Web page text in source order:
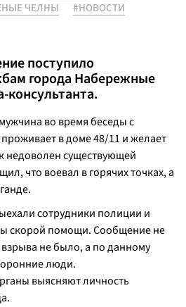
ЧЕЛНЫ #НОВОСТИ
поступило
города Набережные
консультанта.
во время беседы с
в доме 48/11 и желает
недоволен существующей
что воевал в горячих точках, а
сотрудники полиции и
скорой помощи. Сообщение не
не было, а по данному
люди.
выясняют личность